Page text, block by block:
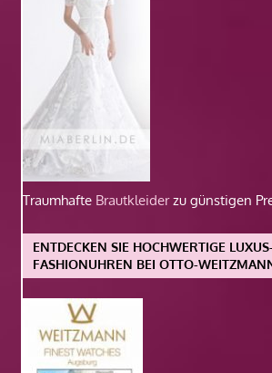
Traumhafte Brautkleiderzu günstigen
ENTDECKEN SIE HOCHWERTIGE
FASHIONUHREN BEI OTTO-